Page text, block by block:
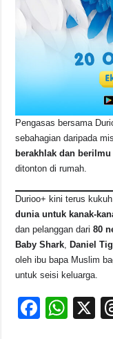
Pengasas bersama
sebahagian daripada
berakhlak dan berilmu
ditonton di rumah.
Durioo+ kini terus
dunia untuk kanak-
dan pelanggan dari80
Baby Shark, Daniel
oleh ibu bapa Muslim
untuk seisi keluarga.
F
W
X